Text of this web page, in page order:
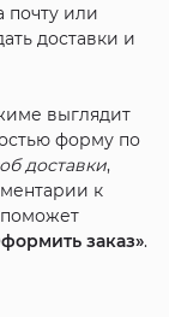
почту или
доставки и
выглядит
форму по
доставки,
к
заказ».